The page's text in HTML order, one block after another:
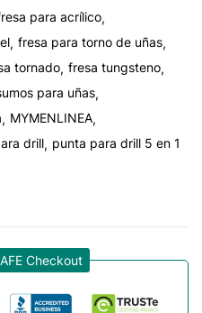
para acrílico
fresa para torno de uñas
tornado fresa tungsteno
para uñas
MYMENLINEA
drill punta para drill 5 en 1
Checkout